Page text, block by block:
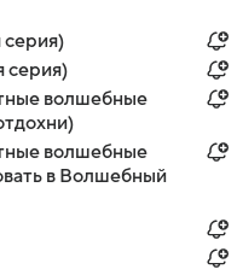
серия)
волшебные
волшебные
в Волшебный